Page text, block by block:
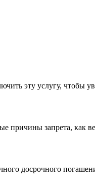
эту услугу, чтобы
причины запрета, как
досрочного